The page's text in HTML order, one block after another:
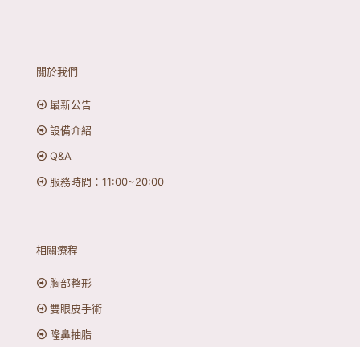
關於我們
最新公告
設備介紹
Q&A
服務時間：11:00~20:00
相關療程
胸部整形
雙眼皮手術
隆鼻抽脂